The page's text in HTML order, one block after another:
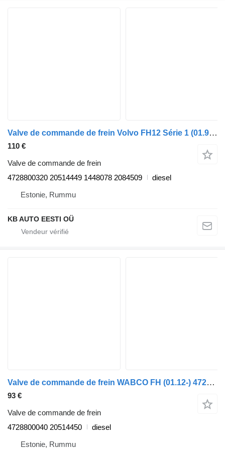
Valve de commande de frein Volvo FH12 Série 1 (01.93-12.02) 4728800320 pour camion Volvo FH12, FH16, NH12, FH, VNL780 (1993-2014)
110 €
Valve de commande de frein
4728800320 20514449 1448078 2084509
diesel
Estonie, Rummu
KB AUTO EESTI OÜ
Valve de commande de frein WABCO FH (01.12-) 4728800040 pour camion Volvo FH, FM, FMX-4 series (2013-)
93 €
Valve de commande de frein
4728800040 20514450
diesel
Estonie, Rummu